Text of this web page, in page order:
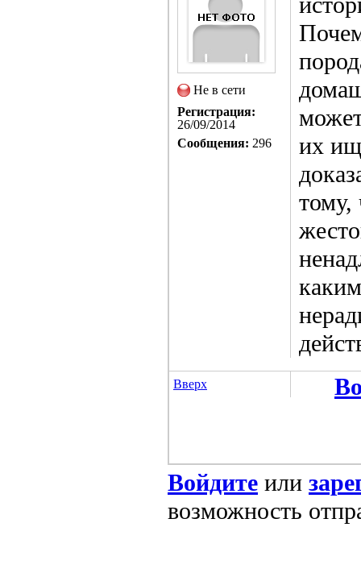
Не в сети
Регистрация:
26/09/2014
Сообщения: 296
их
тому,
Вверх
Войдите или
возможность